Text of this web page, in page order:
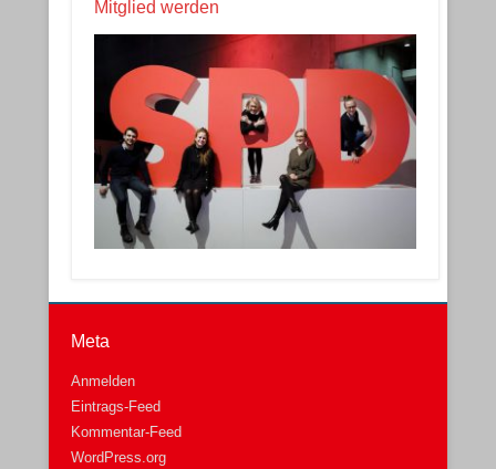
Mitglied werden
Meta
Anmelden
Eintrags-Feed
Kommentar-Feed
WordPress.org